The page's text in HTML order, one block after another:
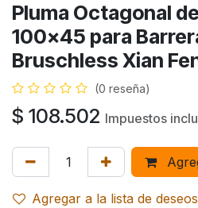
Pluma Octagonal
100x45 para
Bruschless Xian
(0 reseña)
$ 108.502 Impuestos
Agregar a la lista de deseos